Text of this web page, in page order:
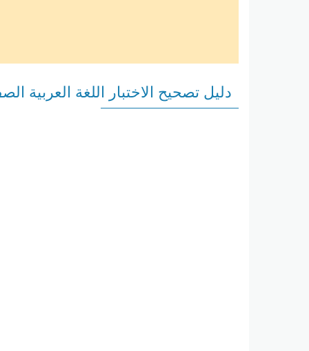
دليل تصحيح الاختبار اللغة العربية الصف